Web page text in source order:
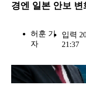
경엔 일본 안보 변
허훈 기
자
입력
21:37
기사 이해를 돕기 위한 생성 이